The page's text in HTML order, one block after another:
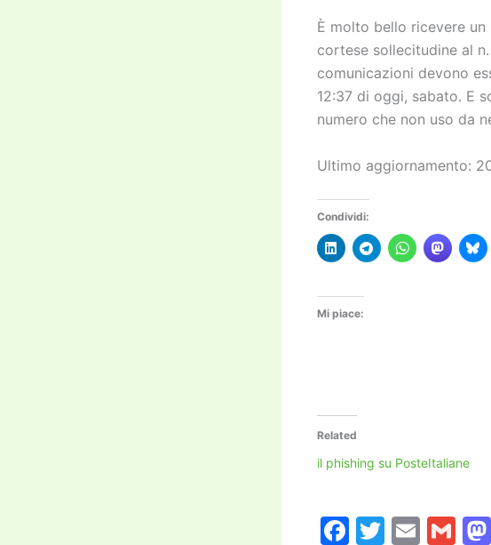
È molto bello ricevere un
cortese sollecitudine al
comunicazioni devono
12:37 di oggi, sabato. E
numero che non uso da
Ultimo aggiornamento:
Condividi:
Mi piace:
Related
il phishing su PosteItaliane
F
T
E
G